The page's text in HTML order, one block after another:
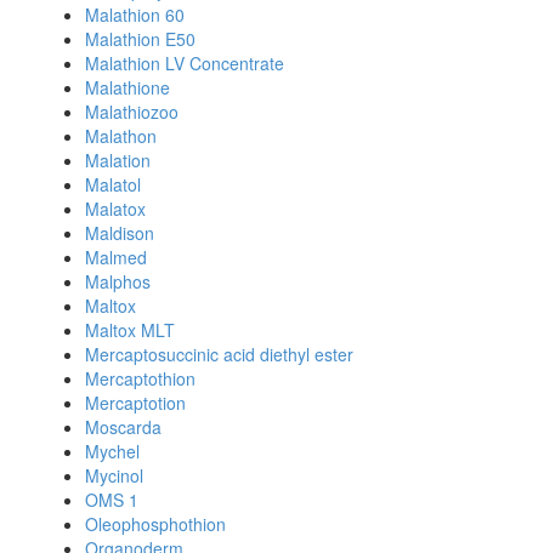
Malathion 60
Malathion E50
Malathion LV Concentrate
Malathione
Malathiozoo
Malathon
Malation
Malatol
Malatox
Maldison
Malmed
Malphos
Maltox
Maltox MLT
Mercaptosuccinic acid diethyl ester
Mercaptothion
Mercaptotion
Moscarda
Mychel
Mycinol
OMS 1
Oleophosphothion
Organoderm